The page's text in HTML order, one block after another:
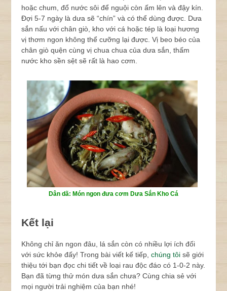
hoặc chum, đổ nước sôi để nguội còn ấm lên và đậy kín.
Đợi 5-7 ngày là dưa sẽ “chín” và có thể dùng được. Dưa
sắn nấu với chân giò, kho với cá hoặc tép là loại hương
vị thơm ngon không thể cưỡng lại được. Vị beo béo của
chân giò quện cùng vị chua chua của dưa sắn, thấm
nước kho sền sệt sẽ rất là hao cơm.
Dân dã: Món ngon đưa cơm Dưa Sắn Kho Cá
Kết lại
Không chỉ ăn ngon đâu, lá sắn còn có nhiều lợi ích đối
với sức khỏe đấy! Trong bài viết kế tiếp,chúng tôi sẽ giới
thiệu tới bạn đọc chi tiết về loại rau độc đáo có 1-0-2 này.
Bạn đã từng thử món dưa sắn chưa? Cùng chia sẻ với
mọi người trải nghiệm của bạn nhé!